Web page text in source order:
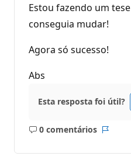
Estou fazendo um
conseguia mudar!
Agora só sucesso!
Abs
Esta resposta foi útil?
0 comentários
Sem